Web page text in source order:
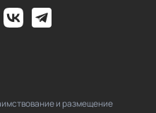
и размещение